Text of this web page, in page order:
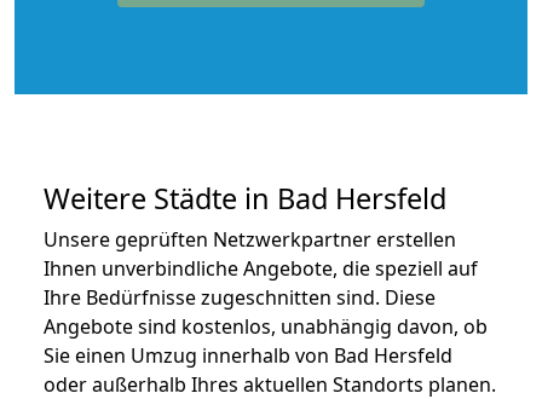
Weitere Städte in Bad Hersfeld
Unsere geprüften Netzwerkpartner erstellen
Ihnen unverbindliche Angebote, die speziell auf
Ihre Bedürfnisse zugeschnitten sind. Diese
Angebote sind kostenlos, unabhängig davon, ob
Sie einen Umzug innerhalb von Bad Hersfeld
oder außerhalb Ihres aktuellen Standorts planen.